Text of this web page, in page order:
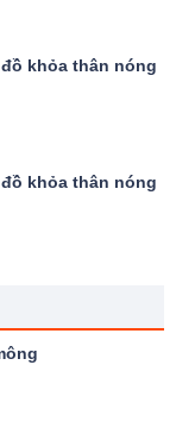
khỏa thân nóng
khỏa thân nóng